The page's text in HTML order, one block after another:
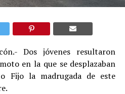
Dos jóvenes resultaron
en la que se desplazaban
Fijo la madrugada de este